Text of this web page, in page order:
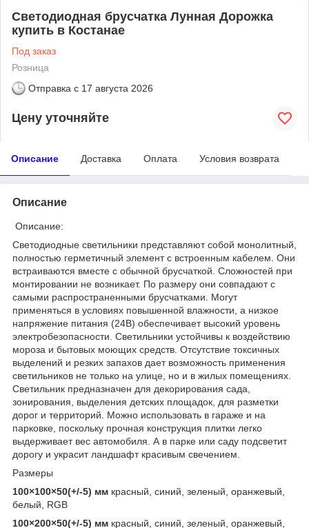
Светодиодная брусчатка Лунная Дорожка
купить в Костанае
Под заказ
Розница
Отправка с 17 августа 2026
Цену уточняйте
Описание Доставка Оплата Условия возврата
Описание
Описание:
Светодиодные светильники представляют собой монолитный,
полностью герметичный элемент с встроенным кабелем. Они
встраиваются вместе с обычной брусчаткой. Сложностей при
монтировании не возникает. По размеру они совпадают с
самыми распространенными брусчатками. Могут
применяться в условиях повышенной влажности, а низкое
напряжение питания (24В) обеспечивает высокий уровень
электробезопасности. Светильники устойчивы к воздействию
мороза и бытовых моющих средств. Отсутствие токсичных
выделений и резких запахов дает возможность применения
светильников не только на улице, но и в жилых помещениях.
Светильник предназначен для декорирования сада,
зонирования, выделения детских площадок, для разметки
дорог и территорий. Можно использовать в гараже и на
парковке, поскольку прочная конструкция плитки легко
выдерживает вес автомобиля. А в парке или саду подсветит
дорогу и украсит ландшафт красивым свечением.
Размеры
100×100×50(+/-5) мм красный, синий, зеленый, оранжевый,
белый, RGB
100×200×50(+/-5) мм красный, синий, зеленый, оранжевый,